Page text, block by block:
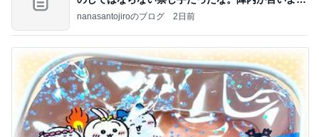
のよ
nanasantojiroのブログ 2日前